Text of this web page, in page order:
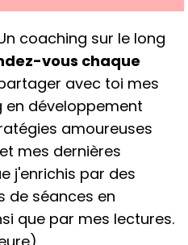
n coaching sur le long
vous chaque
avec toi mes
développement
amoureuses
mes dernières
j'enrichis par des
de séances en
que par mes lectures.